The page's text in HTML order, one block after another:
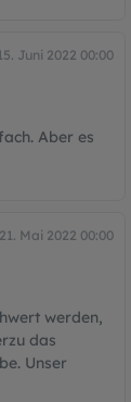
Juni 2022 00:00
Aber es
21. Mai 2022 00:00
werden,
das
Unser